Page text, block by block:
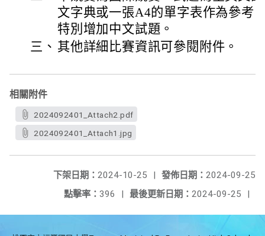
文字典或一張A4的單字表作為參考
特別增加中文試題。
三、 其他詳細比賽資訊可參閱附件。
相關附件
2024092401_Attach2.pdf
2024092401_Attach1.jpg
發佈日期： 2024-09-25
下架日期： 2024-10-25
|
最後更新日期： 2024-09-25 |
點擊率： 396 |